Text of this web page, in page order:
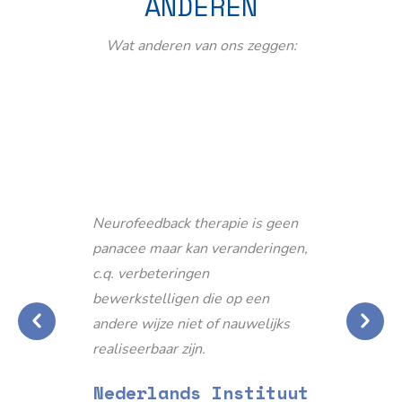
Wat anderen van ons zeggen:
Neurofeedback therapie is geen
panacee maar kan veranderingen,
c.q. verbeteringen
bewerkstelligen die op een
andere wijze niet of nauwelijks
realiseerbaar zijn.
Nederlands Instituut